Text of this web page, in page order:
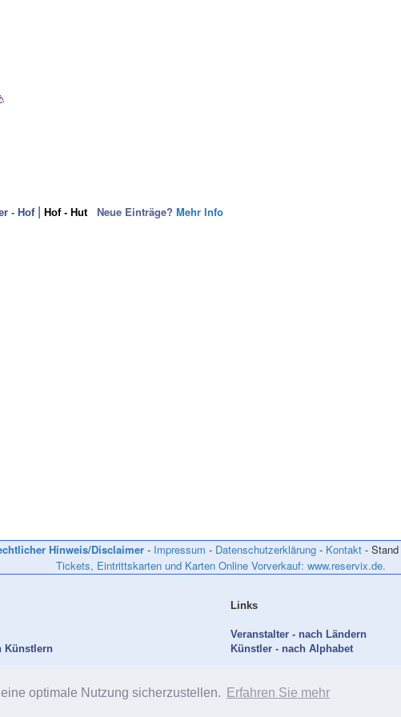
optimale Nutzung sicherzustellen. Erfahren Sie mehr
- Hof| Hof - Hut Neue Einträge? Mehr Info
Hinweis/Disclaimer- Impressum - Datenschutzerklärung- Kontakt- Stand
Tickets, Eintrittskarten und Karten Online Vorverkauf: www.reservix.de.
Künstlern
Links
Veranstalter - nach Ländern
Künstler - nach Alphabet